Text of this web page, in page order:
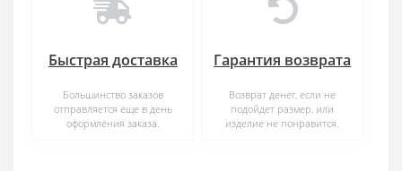
Быстрая доставка
Большинство заказов
отправляется еще в день
оформления заказа.
Гарантия возврата
Возврат денег, если не
подойдет размер, или
изделие не понравится.